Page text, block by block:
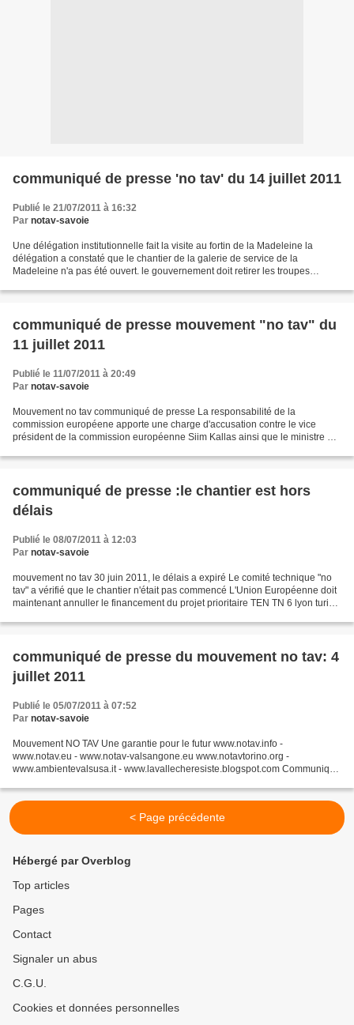
communiqué de presse 'no tav' du 14 juillet 2011
Publié le 21/07/2011 à 16:32
Par notav-savoie
Une délégation institutionnelle fait la visite au fortin de la Madeleine la
délégation a constaté que le chantier de la galerie de service de la
Madeleine n'a pas été ouvert. le gouvernement doit retirer les troupes
communiqué de presse mouvement "no tav" du
11 juillet 2011
Publié le 11/07/2011 à 20:49
Par notav-savoie
Mouvement no tav communiqué de presse La responsabilité de la
commission européene apporte une charge d'accusation contre le vice
président de la commission européenne Siim Kallas ainsi que le ministre de
communiqué de presse :le chantier est hors
délais
Publié le 08/07/2011 à 12:03
Par notav-savoie
mouvement no tav 30 juin 2011, le délais a expiré Le comité technique "no
tav" a vérifié que le chantier n'était pas commencé L'Union Européenne doit
maintenant annuller le financement du projet prioritaire TEN TN 6 lyon turin
communiqué de presse du mouvement no tav: 4
juillet 2011
Publié le 05/07/2011 à 07:52
Par notav-savoie
Mouvement NO TAV Une garantie pour le futur www.notav.info -
www.notav.eu - www.notav-valsangone.eu www.notavtorino.org -
www.ambientevalsusa.it - www.lavallecheresiste.blogspot.com Communiqué
< Page précédente
Hébergé par Overblog
Top articles
Pages
Contact
Signaler un abus
C.G.U.
Cookies et données personnelles